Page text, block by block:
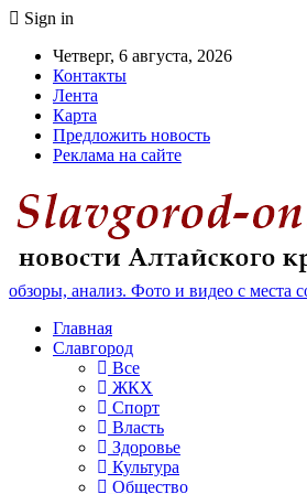
Sign in
Четверг, 6 августа, 2026
Контакты
Лента
Карта
Предложить новость
Реклама на сайте
обзоры, анализ. Фото и видео с места
Главная
Славгород
Все
ЖКХ
Спорт
Власть
Здоровье
Культура
Общество